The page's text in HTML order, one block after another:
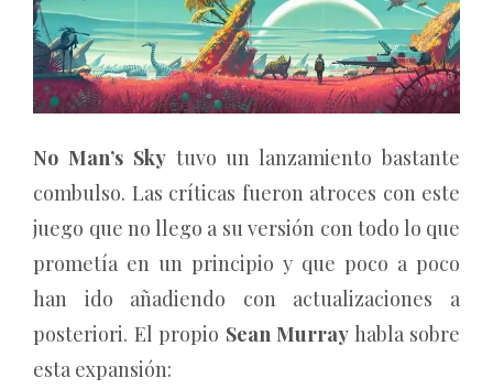
No Man’s Skytuvo un lanzamiento bastante
combulso. Las críticas fueron atroces con este
juego que no llego a su versión con todo lo que
prometía en un principio y que poco a poco
han ido añadiendo con actualizaciones a
posteriori. El propio Sean Murray habla sobre
esta expansión: